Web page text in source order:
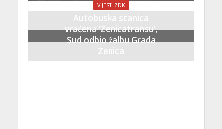
VIJESTI ZDK
Autobuska stanica
vraćena ‘Zenicatransu’,
Sud odbio žalbu Grada
Zenica